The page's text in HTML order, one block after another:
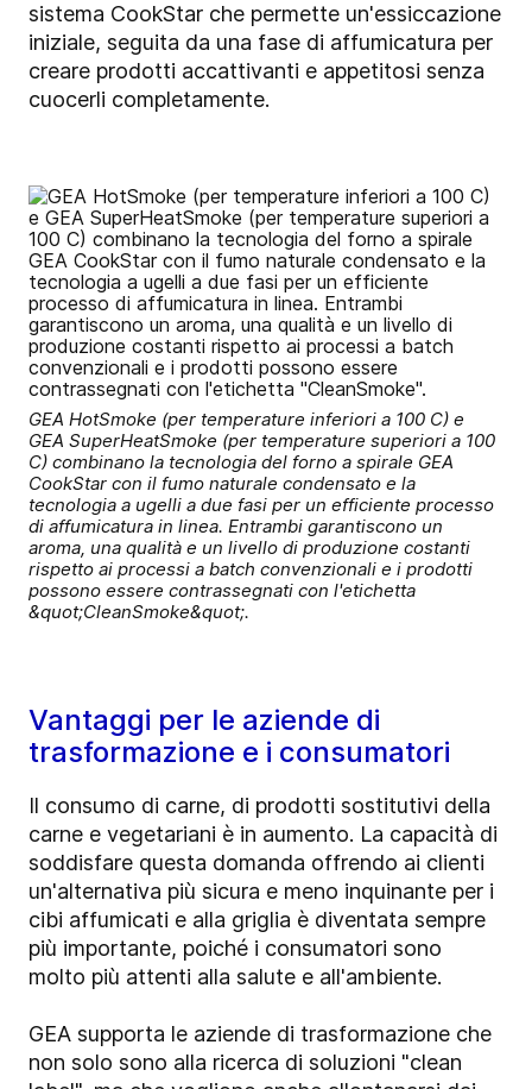
sistema CookStar che permette un'essiccazione
iniziale, seguita da una fase di affumicatura per
creare prodotti accattivanti e appetitosi senza
cuocerli completamente.
GEA HotSmoke (per temperature inferiori a 100 C) e
GEA SuperHeatSmoke (per temperature superiori a 100
C) combinano la tecnologia del forno a spirale GEA
CookStar con il fumo naturale condensato e la
tecnologia a ugelli a due fasi per un efficiente processo
di affumicatura in linea. Entrambi garantiscono un
aroma, una qualità e un livello di produzione costanti
rispetto ai processi a batch convenzionali e i prodotti
possono essere contrassegnati con l'etichetta
&quot;CleanSmoke&quot;.
Vantaggi per le aziende di
trasformazione e i consumatori
Il consumo di carne, di prodotti sostitutivi della
carne e vegetariani è in aumento. La capacità di
soddisfare questa domanda offrendo ai clienti
un'alternativa più sicura e meno inquinante per i
cibi affumicati e alla griglia è diventata sempre
più importante, poiché i consumatori sono
molto più attenti alla salute e all'ambiente.
GEA supporta le aziende di trasformazione che
non solo sono alla ricerca di soluzioni "clean